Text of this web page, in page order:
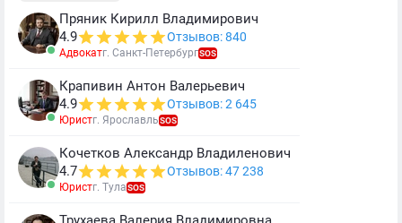
Пряник Кирилл Владимирович
4.9
Отзывов: 840
Адвокатг. Санкт-ПетербургSOS
Крапивин Антон Валерьевич
4.9
Отзывов: 2 645
Юристг. ЯрославльSOS
Кочетков Александр Владиленович
4.7
Отзывов: 47 238
Юристг. ТулаSOS